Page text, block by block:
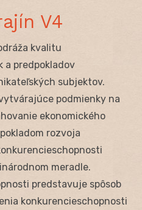
V4
kvalitu
a predpokladov
subjektov.
podmienky na
ekonomického
rozvoja
meradle.
predstavuje spôsob
konkurencieschopnosti